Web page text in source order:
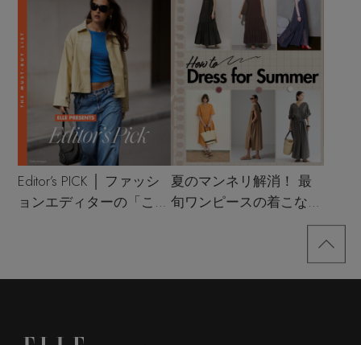
Editor’s PICK │ ファッシ
ョンエディターの「これ
夏のマンネリ解消！ 最
旬ワンピースの着こなし